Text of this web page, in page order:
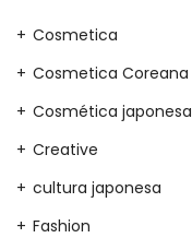
Cosmetica
Cosmetica Coreana
Cosmética japonesa
Creative
cultura japonesa
Fashion